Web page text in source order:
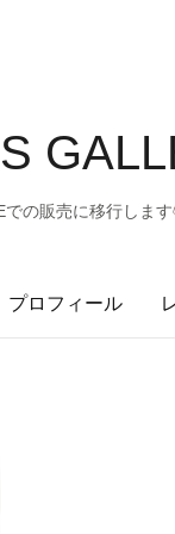
での販売に移行し
プロフィール